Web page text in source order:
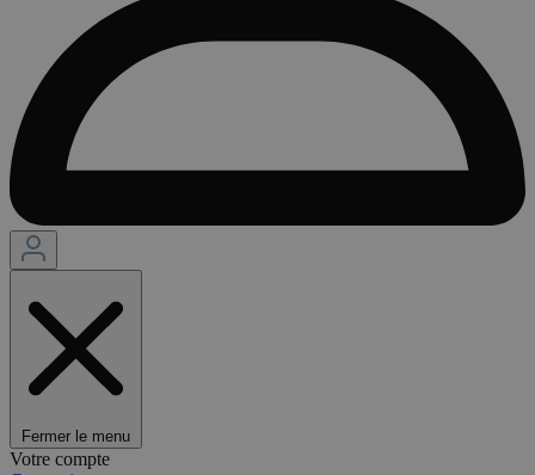
Fermer le menu
Votre compte